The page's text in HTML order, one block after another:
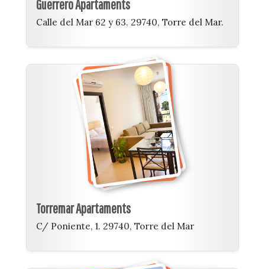
Guerrero Apartaments
Calle del Mar 62 y 63. 29740, Torre del Mar.
Torremar Apartaments
C/ Poniente, 1. 29740, Torre del Mar